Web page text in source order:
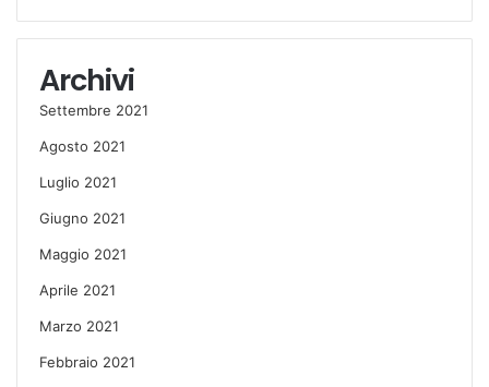
Archivi
Settembre 2021
Agosto 2021
Luglio 2021
Giugno 2021
Maggio 2021
Aprile 2021
Marzo 2021
Febbraio 2021